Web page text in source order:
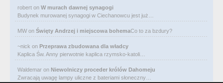
robert on W murach dawnej synagogi
Budynek murowanej synagogi w Ciechanowcu jest już…
MW on Święty Andrzej i miejscowa bohemaCo to za bzdury?
~nick on Przeprawa zbudowana dla władcy
Kaplica Św. Anny pierwotnie kaplica rzymsko-katoli…
Waldemar on Niewolniczy proceder królów Dahomeju
Zwracają uwagę lampy uliczne z bateriami słoneczny…